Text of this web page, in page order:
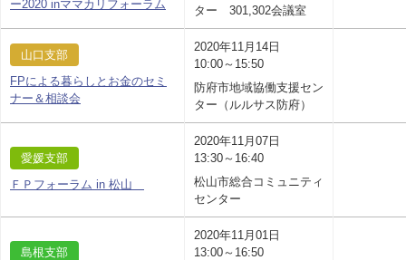
ー2020 inママカリフォーラム
ター 301,302会議室
山口支部
FPによる暮らしとお金のセミ
ナー＆相談会
2020年11月14日
10:00～15:50
防府市地域協働支援セン
ター（ルルサス防府）
愛媛支部
ＦＰフォーラム in 松山
2020年11月07日
13:30～16:40
松山市総合コミュニティ
センター
島根支部
2020年11月01日
13:00～16:50